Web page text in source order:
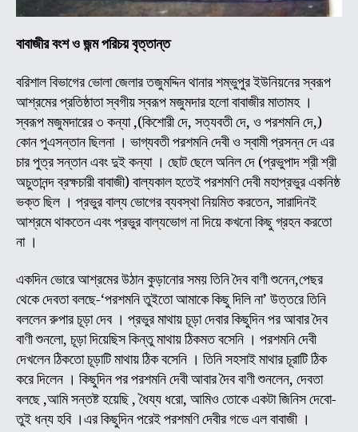
বাবাজীর বংশ ও জন্ম পরিচয় বৃত্তান্ত
বরিশাল বিভাগের ভোলা জেলার তজুমদ্দিন থানার শম্ভুপুর ইউনিয়নের স্বরূপ
আশ্রমের প্রতিষ্ঠাতা স্বগীয় স্বরূপ মজুমদার হলো বাবাজীর মাতামহ ।
স্বরূপ মজুমদারের ৩ কন্যা ,(কিশোরী দে, সত্যবতী দে, ও পরশমনি দে,)
কোন পুএসন্তান ছিলনা । ভাগ্যবতী পরশমনি দেবী ও স্বামী প্রসন্ন দে এর
চার পুত্র সন্তান এবং দুই কন্যা । ছোট ছেলে অনিল দে (প্রভুপাদ শ্রী শ্রী
অচুতানন্দ ব্রক্ষচারী বাবাজী) বাল্যকাল হতেই পরশমণি দেবী মহাপ্রভুর একনিষ্ঠ
ভক্ত ছিল । প্রভুর বাল্য ভোগের ব্যবস্থা নিয়মিত করতেন, সারাদিনই
আশ্রমে থাকতেন এবং প্রভুর বাল্যভোগ না দিয়ে কখনো কিছু গ্রহন করতো
না ।
একদিন ভোরে আশ্রমের উঠান কুড়ানোর সময় তিনি দৈব বাণী শুনেন,পেছর
থেকে দেবতা বলছে-‘পরশমনি তুইতো আমাকে কিছু দিলি না’ উত্তরে তিনি
বললেন রুপার চূড়া দেব । প্রভুর মাথায় চূড়া দেবার কিছুদিন পর আবার দৈব
বাণী শুনলো, চূড়া দিয়েছিস কিন্তু মাথায় ঠিকমত বসেনি । পরশমনি দেবী
দেখলেন ঠিকতো চূড়াটি মাথায় ঠিক বসেনি । তিনি সহসাই মাথার চূরাটি ঠিক
করে দিলেন । কিছুদিন পর পরশমনি দেবী আবার দৈব বাণী শুনলেন, দেবতা
বলছে ,আমি সন্তষ্ট হয়েছি , ধৈয্য ধরো, আমিও তোকে একটা জিনিস দেবো-
তুই ধন্য হবি ।এর কিছুদিন পরেই পরশমণি দেবীর গভে এল বাবাজী ।